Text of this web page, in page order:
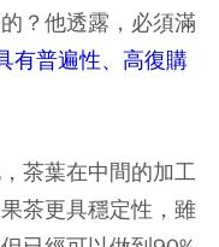
？他透露，必須滿
有普遍性、高復購
茶葉在中間的加工
茶更具穩定性，雖